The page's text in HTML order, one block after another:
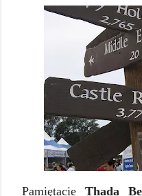
Pamiętacie Thada